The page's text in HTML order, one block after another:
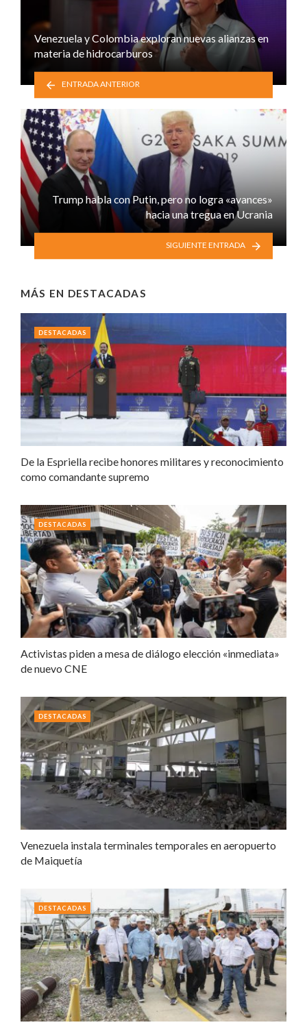
Venezuela y Colombia exploran nuevas alianzas en
materia de hidrocarburos
ENTRADA ANTERIOR
Trump habla con Putin, pero no logra «avances»
hacia una tregua en Ucrania
SIGUIENTE ENTRADA
MÁS EN DESTACADAS
De la Espriella recibe honores militares y reconocimiento
como comandante supremo
DESTACADAS
Activistas piden a mesa de diálogo elección «inmediata»
de nuevo CNE
DESTACADAS
Venezuela instala terminales temporales en aeropuerto
de Maiquetía
DESTACADAS
DESTACADAS